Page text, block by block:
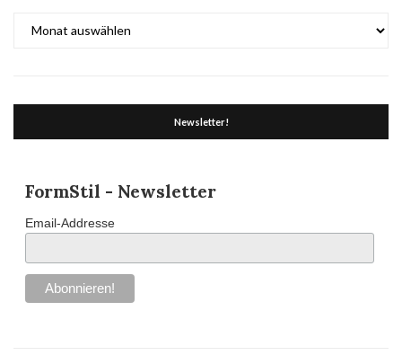
Newsletter!
FormStil - Newsletter
Email-Addresse